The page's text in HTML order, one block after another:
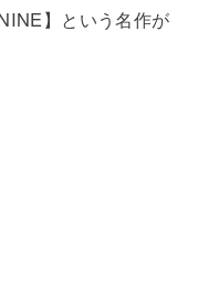
】という名作が